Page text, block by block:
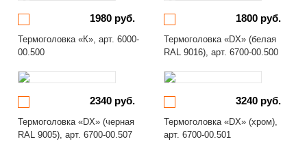
1980 руб.
Термоголовка «К», арт. 6000-
00.500
1800 руб.
Термоголовка «DX» (белая
RAL 9016), арт. 6700-00.500
2340 руб.
Термоголовка «DX» (черная
RAL 9005), арт. 6700-00.507
3240 руб.
Термоголовка «DX» (хром),
арт. 6700-00.501